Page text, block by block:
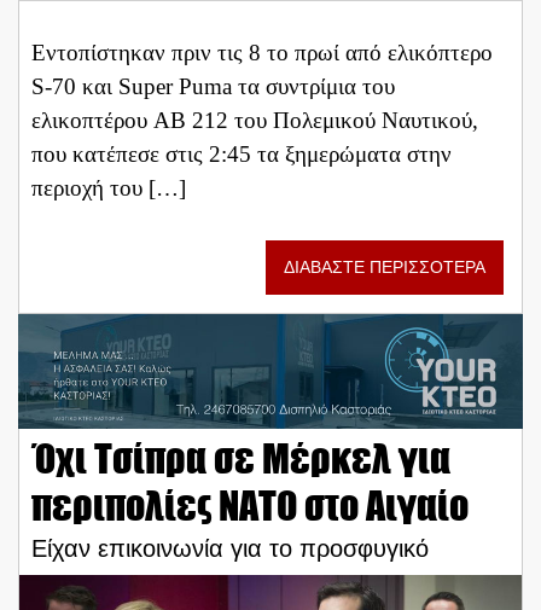
Εντοπίστηκαν πριν τις 8 το πρωί από ελικόπτερο
S-70 και Super Puma τα συντρίμια του
ελικοπτέρου AB 212 του Πολεμικού Ναυτικού,
που κατέπεσε στις 2:45 τα ξημερώματα στην
περιοχή του […]
ΔΙΑΒΑΣΤΕ ΠΕΡΙΣΣΟΤΕΡΑ
Όχι Τσίπρα σε Μέρκελ για
περιπολίες ΝΑΤΟ στο Αιγαίο
Είχαν επικοινωνία για το προσφυγικό